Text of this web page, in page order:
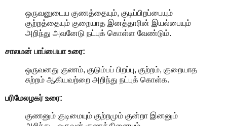
ஒருவனுடைய குணத்தையும், குடிப்பிறப்பையும்
குற்றத்தையும் குறையாத இனத்தாரின் இயல்பையும்
அறிந்து அவனேடு நட்புக் கொள்ள வேண்டும்.
சாலமன் பாப்பையா உரை:
ஒருவனது குணம், குடும்பப் பிறப்பு, குற்றம், குறையாத
சுற்றம் ஆகியவற்றை அறிந்து நட்புக் கொள்க.
பரிமேலழகர் உரை:
குணனும் குடிமையும் குற்றமும் குன்றா இனனும்